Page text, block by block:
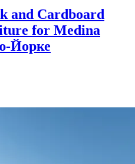
and Cardboard
for Medina
Йорке